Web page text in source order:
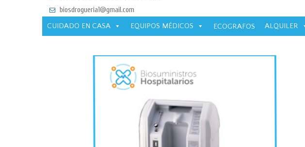
biosdrogueria1@gmail.com
CUIDADO EN CASA
EQUIPOS MÉDICOS ECOGRAFOS ALQUILER